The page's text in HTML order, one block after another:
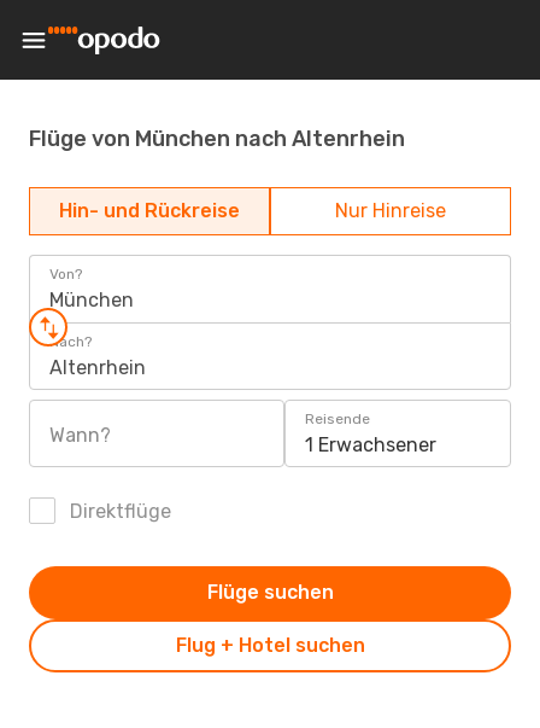
Flüge von München nach Altenrhein
Hin- und Rückreise Nur Hinreise
Von?
München
Nach?
Altenrhein
Wann?
Reisende
1 Erwachsener
Direktflüge
Flug + Hotel suchen
Flüge suchen